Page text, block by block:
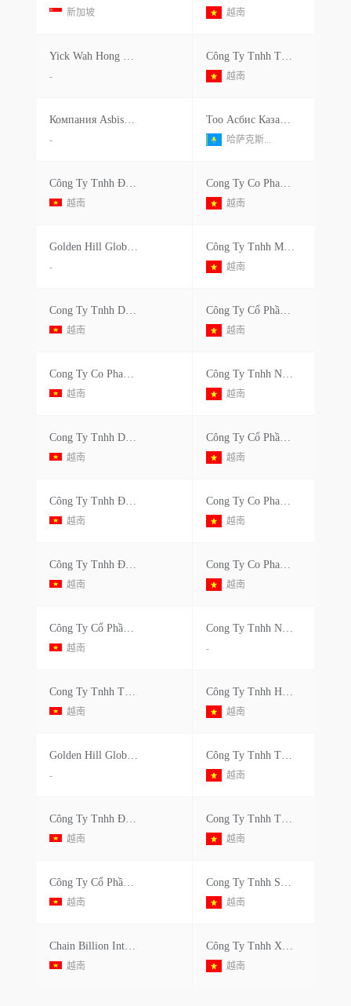
新加坡 越南
Yick Wah Hong Co.ltd.
-
Công Ty Tnhh Thương Mại Và Dịch Vụ Tin Học Hk Vina
越南
Компания Asbisc Enterprises Pvt Ltd.
-
Тоо Асбис Казахстан
哈萨克斯...
Công Ty Tnhh Đông Nam
越南
Cong Ty Co Phan Tkg Taekwang Vina
越南
Golden Hill Global Technologies Ltd.
-
Công Ty Tnhh Máy Tính Hồng Anh
越南
Cong Ty Tnhh Dong Nam
越南
Công Ty Cổ Phần Tkg Taekwang Vina
越南
Cong Ty Co Phan Thuong Mai Va Dich Vu Hyh
越南
Công Ty Tnhh New Advanced Electronics Technologies Việt Nam
越南
Cong Ty Tnhh Dong Nam
越南
Công Ty Cổ Phần Tkg Taekwang Vina
越南
Công Ty Tnhh Đông Nam
越南
Cong Ty Co Phan Tkg Taekwang Vina
越南
Công Ty Tnhh Đông Nam
越南
Cong Ty Co Phan Tkg Taekwang Vina
越南
Công Ty Cổ Phần Thương Mại Và Dịch Vụ Hyh
越南
Cong Ty Tnhh New Advanced Electronics Technologies Viet Nam
-
Cong Ty Tnhh Thuong Mai Va Dich Vu Sova
越南
Công Ty Tnhh H&t Intelligent Control Vietnam
越南
Golden Hill Global Technologies Ltd.
-
Công Ty Tnhh Thương Mại Và Dịch Vụ Tin Học Hk Vina
越南
Công Ty Tnhh Đông Nam
越南
Cong Ty Tnhh Tkg Taekwang Can Tho Dncx
越南
Công Ty Cổ Phần Kỹ Nghệ Banico
越南
Cong Ty Tnhh San Xuat Cooler Master (vietnam)
越南
Chain Billion International Limited
越南
Công Ty Tnhh Xu Hướng Công Nghệ Số Dgt
越南